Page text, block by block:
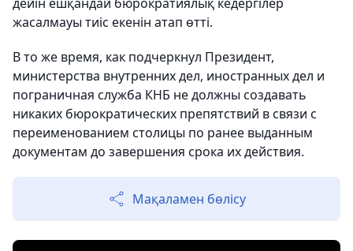
жасалмауы тиіс екенін атап өтті.
В то же время, как подчеркнул Президент,
министерства внутренних дел, иностранных дел и
пограничная служба КНБ не должны создавать
никаких бюрократических препятствий в связи с
переименованием столицы по ранее выданным
документам до завершения срока их действия.
Мақаламен бөлісу